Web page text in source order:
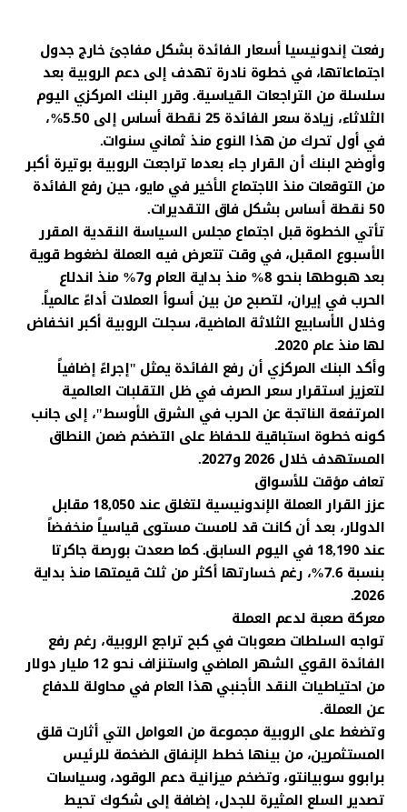
رفعت إندونيسيا أسعار الفائدة بشكل مفاجئ خارج جدول
اجتماعاتها، في خطوة نادرة تهدف إلى دعم الروبية بعد
سلسلة من التراجعات القياسية. وقرر البنك المركزي اليوم
الثلاثاء، زيادة سعر الفائدة 25 نقطة أساس إلى 5.50%،
في أول تحرك من هذا النوع منذ ثماني سنوات.
وأوضح البنك أن القرار جاء بعدما تراجعت الروبية بوتيرة أكبر
من التوقعات منذ الاجتماع الأخير في مايو، حين رفع الفائدة
50 نقطة أساس بشكل فاق التقديرات.
تأتي الخطوة قبل اجتماع مجلس السياسة النقدية المقرر
الأسبوع المقبل، في وقت تتعرض فيه العملة لضغوط قوية
بعد هبوطها بنحو 8% منذ بداية العام و7% منذ اندلاع
الحرب في إيران، لتصبح من بين أسوأ العملات أداءً عالمياً.
وخلال الأسابيع الثلاثة الماضية، سجلت الروبية أكبر انخفاض
لها منذ عام 2020.
وأكد البنك المركزي أن رفع الفائدة يمثل "إجراءً إضافياً
لتعزيز استقرار سعر الصرف في ظل التقلبات العالمية
المرتفعة الناتجة عن الحرب في الشرق الأوسط"، إلى جانب
كونه خطوة استباقية للحفاظ على التضخم ضمن النطاق
المستهدف خلال 2026 و2027.
تعاف مؤقت للأسواق
عزز القرار العملة الإندونيسية لتغلق عند 18,050 مقابل
الدولار، بعد أن كانت قد لامست مستوى قياسياً منخفضاً
عند 18,190 في اليوم السابق. كما صعدت بورصة جاكرتا
بنسبة 7.6%، رغم خسارتها أكثر من ثلث قيمتها منذ بداية
2026.
معركة صعبة لدعم العملة
تواجه السلطات صعوبات في كبح تراجع الروبية، رغم رفع
الفائدة القوي الشهر الماضي واستنزاف نحو 12 مليار دولار
من احتياطيات النقد الأجنبي هذا العام في محاولة للدفاع
عن العملة.
وتضغط على الروبية مجموعة من العوامل التي أثارت قلق
المستثمرين، من بينها خطط الإنفاق الضخمة للرئيس
برابوو سوبيانتو، وتضخم ميزانية دعم الوقود، وسياسات
تصدير السلع المثيرة للجدل، إضافة إلى شكوك تحيط